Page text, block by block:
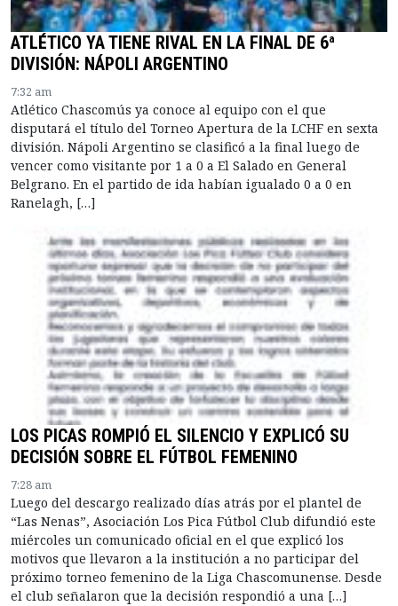
ATLÉTICO YA TIENE RIVAL EN LA FINAL DE 6ª
DIVISIÓN: NÁPOLI ARGENTINO
7:32 am
Atlético Chascomús ya conoce al equipo con el que
disputará el título del Torneo Apertura de la LCHF en sexta
división. Nápoli Argentino se clasificó a la final luego de
vencer como visitante por 1 a 0 a El Salado en General
Belgrano. En el partido de ida habían igualado 0 a 0 en
Ranelagh, […]
LOS PICAS ROMPIÓ EL SILENCIO Y EXPLICÓ SU
DECISIÓN SOBRE EL FÚTBOL FEMENINO
7:28 am
Luego del descargo realizado días atrás por el plantel de
“Las Nenas”, Asociación Los Pica Fútbol Club difundió este
miércoles un comunicado oficial en el que explicó los
motivos que llevaron a la institución a no participar del
próximo torneo femenino de la Liga Chascomunense. Desde
el club señalaron que la decisión respondió a una […]